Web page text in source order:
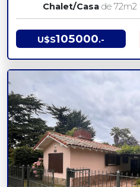
Chalet/Casa de 72m2
U$S105000.-